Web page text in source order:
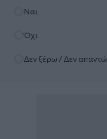
Ναι
Όχι
Δεν ξέρω / Δεν απαντώ